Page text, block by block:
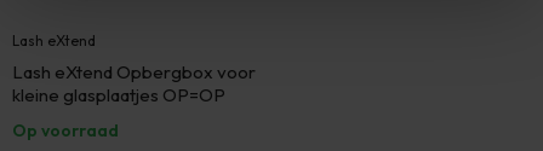
Lash eXtend
Lash eXtend Opbergbox voor
kleine glasplaatjes OP=OP
Op voorraad